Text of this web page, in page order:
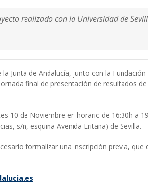
realizado con la Universidad de
Junta de Andalucía, junto con la
final de presentación de resultados
10 de Noviembre en horario de 16:30h a
s/n, esquina Avenida Eritaña) de Sevilla.
formalizar una inscripción previa, que